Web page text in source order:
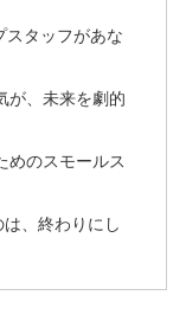
スタッフがあな
が、未来を劇的
めのスモールス
は、終わりにし